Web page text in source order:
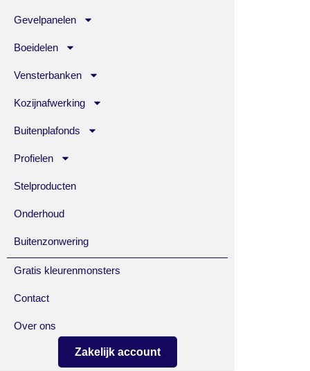
Gevelpanelen
Boeidelen
Vensterbanken
Kozijnafwerking
Buitenplafonds
Profielen
Stelproducten
Onderhoud
Buitenzonwering
Gratis kleurenmonsters
Contact
Over ons
Zakelijk account